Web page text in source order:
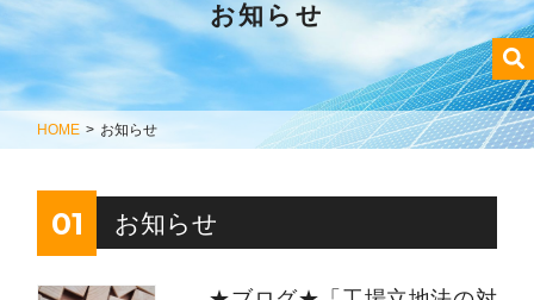
お知らせ
HOME > お知らせ
01 お知らせ